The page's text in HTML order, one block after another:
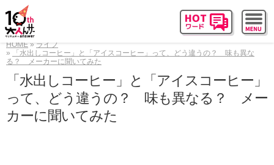
HOME
ライフ
「水出しコーヒー」と「アイスコーヒー」って、どう違うの？ 味も異な
る？ メーカーに聞いてみた
「水出しコーヒー」と「アイスコーヒー」
って、どう違うの？ 味も異なる？ メー
カーに聞いてみた